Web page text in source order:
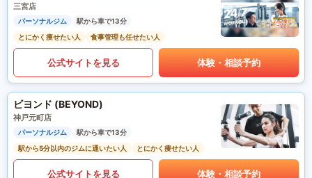
三宮店
パーソナルジム
駅から車で13分
とにかく痩せたい人
食事管理も任せたい人
公式サイトを見る 体験・相談予約
ビヨンド (BEYOND)
神戸元町店
パーソナルジム
駅から車で13分
駅から5分以内のジムに通いたい人
とにかく痩せたい人
公式サイトを見る 体験・相談予約